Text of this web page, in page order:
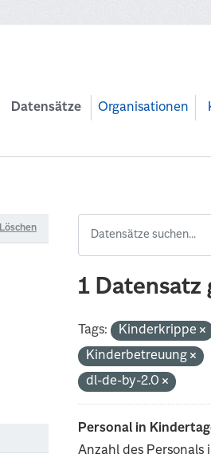
Datensätze Organisationen
Löschen
1 Datensatz
Tags: Kinderkrippe
Kinderbetreuung
dl-de-by-2.0
Personal in
Anzahl des